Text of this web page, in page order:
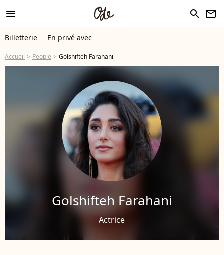
menu search newsletter
Billetterie En privé avec
Accueil People Golshifteh Farahani
Golshifteh Farahani
Actrice